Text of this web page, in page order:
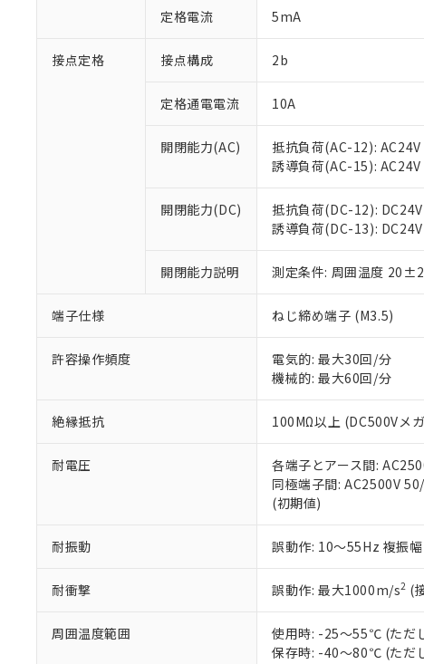
定格電流 5mA
接点定格 接点構成 2b
定格通電電流 10A
開閉能力(AC)
抵抗負荷(AC-12):
誘導負荷(AC-15):
開閉能力(DC)
抵抗負荷(DC-12):
誘導負荷(DC-13):
開閉能力説明 測定条件: 周囲温度
端子仕様 ねじ締め端子 (M3.5)
許容操作頻度
電気的: 最大30回/分
機械的: 最大60回/分
絶縁抵抗 100MΩ以上 (DC500Vメ
耐電圧
各端子とアース間:
同極端子間: AC2500V
(初期値)
耐振動 誤動作: 10～55Hz 複振
耐衝撃 誤動作: 最大1000m/s2 (
周囲温度範囲
使用時: -25～55℃ (ただ
保存時: -40～80℃ (ただ
い。
正式な納期状況
当社販売員にご
オムロン制御機
在庫状況および
す。
マイパーツ機能
お客様が当ウェ
が、当社の製品
さい。
※当社の共同利
いる法人を指し
但し、RoHS指令で産業用
※2 対応予定月
部品在庫の切り替え
※3 非含有証明書
下記の非含有証明書
EU RoHS指令（10物
51物質の非含有証明
※本証明書は発行日時
また、RoHS指令の
混在することから備
り割愛しております。
「○」：最大均質材
「×」：最大均質材料
*中国RoHS10物質の基準値
Pb(鉛) :1000ppm、 Hg(水
Cr(Ⅵ)(六価クロム) :
DBP(フタル酸ジブチル) :
DEHP(フタル酸ビス(2-エチ
※2 環境保護使用
「ｅ」：有害物質（
「10」：通常の使用
味します。
当社は、これら
当社は貴社製品
置等に一切使用
当社は、貴社製
また当社は、販
たしません。
号
○ 一定数以上
△ 一定数には
－
在庫なし(
機器販売店
空
白
受注生産機